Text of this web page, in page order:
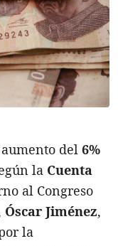
del 6%
la Cuenta
al Congreso
Óscar Jiménez,
la